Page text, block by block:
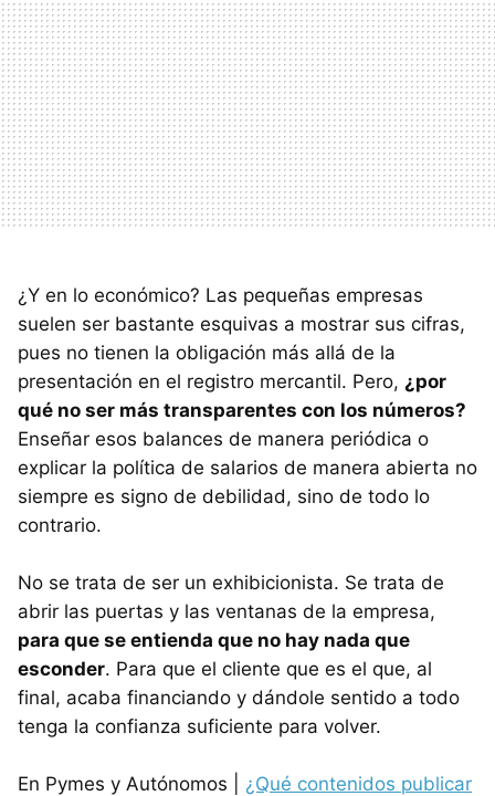
¿Y en lo económico? Las pequeñas empresas
suelen ser bastante esquivas a mostrar sus cifras,
pues no tienen la obligación más allá de la
presentación en el registro mercantil. Pero, ¿por
qué no ser más transparentes con los números?
Enseñar esos balances de manera periódica o
explicar la política de salarios de manera abierta no
siempre es signo de debilidad, sino de todo lo
contrario.
No se trata de ser un exhibicionista. Se trata de
abrir las puertas y las ventanas de la empresa,
para que se entienda que no hay nada que
esconder. Para que el cliente que es el que, al
final, acaba financiando y dándole sentido a todo
tenga la confianza suficiente para volver.
En Pymes y Autónomos | ¿Qué contenidos publicar